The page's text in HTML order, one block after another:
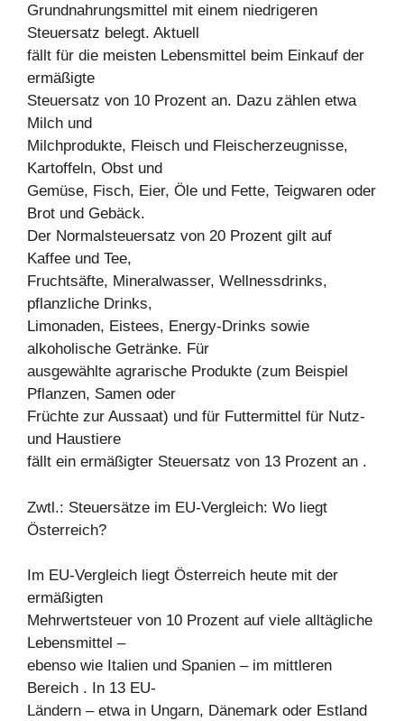
Grundnahrungsmittel mit einem niedrigeren
Steuersatz belegt. Aktuell
fällt für die meisten Lebensmittel beim Einkauf der
ermäßigte
Steuersatz von 10 Prozent an. Dazu zählen etwa
Milch und
Milchprodukte, Fleisch und Fleischerzeugnisse,
Kartoffeln, Obst und
Gemüse, Fisch, Eier, Öle und Fette, Teigwaren oder
Brot und Gebäck.
Der Normalsteuersatz von 20 Prozent gilt auf
Kaffee und Tee,
Fruchtsäfte, Mineralwasser, Wellnessdrinks,
pflanzliche Drinks,
Limonaden, Eistees, Energy-Drinks sowie
alkoholische Getränke. Für
ausgewählte agrarische Produkte (zum Beispiel
Pflanzen, Samen oder
Früchte zur Aussaat) und für Futtermittel für Nutz-
und Haustiere
fällt ein ermäßigter Steuersatz von 13 Prozent an .
Zwtl.: Steuersätze im EU-Vergleich: Wo liegt
Österreich?
Im EU-Vergleich liegt Österreich heute mit der
ermäßigten
Mehrwertsteuer von 10 Prozent auf viele alltägliche
Lebensmittel –
ebenso wie Italien und Spanien – im mittleren
Bereich . In 13 EU-
Ländern – etwa in Ungarn, Dänemark oder Estland